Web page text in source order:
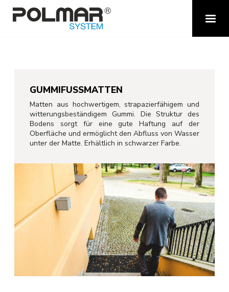
GUMMIFUSSMATTEN
Matten aus hochwertigem, strapazierfähigem und
witterungsbeständigem Gummi. Die Struktur des
Bodens sorgt für eine gute Haftung auf der
Oberfläche und ermöglicht den Abfluss von Wasser
unter der Matte. Erhältlich in schwarzer Farbe.